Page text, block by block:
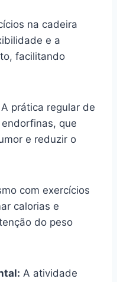
na cadeira
e a
facilitando
A prática regular de
que
e reduzir o
com exercícios
calorias e
do peso
A atividade